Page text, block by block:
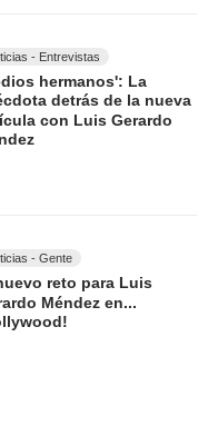
- Entrevistas
hermanos': La
detrás de la nueva
con Luis Gerardo
- Gente
reto para Luis
Méndez en...